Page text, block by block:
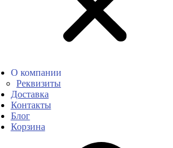
О компании
Реквизиты
Доставка
Контакты
Блог
Корзина